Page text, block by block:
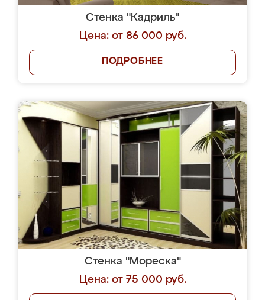
Стенка "Кадриль"
Цена: от 86 000 руб.
ПОДРОБНЕЕ
Стенка "Мореска"
Цена: от 75 000 руб.